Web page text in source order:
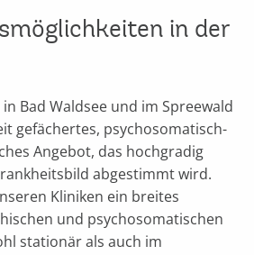
in der
Bad Waldsee und im Spreewald
gefächertes, psychosomatisch-
Angebot, das hochgradig
abgestimmt wird.
Kliniken ein breites
und psychosomatischen
stationär als auch im